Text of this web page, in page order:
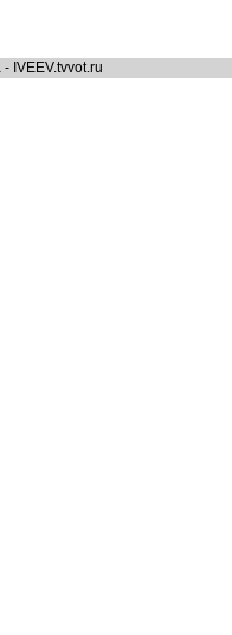
IVEEV.tvvot.ru